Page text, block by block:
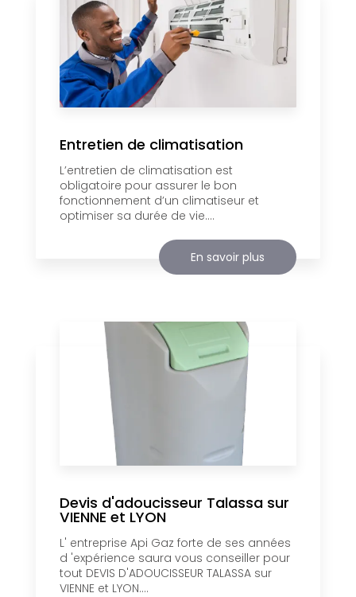
Entretien de climatisation
L’entretien de climatisation est
obligatoire pour assurer le bon
fonctionnement d’un climatiseur et
optimiser sa durée de vie....
En savoir plus
Devis d'adoucisseur Talassa sur
VIENNE et LYON
L' entreprise Api Gaz forte de ses années
d 'expérience saura vous conseiller pour
tout DEVIS D'ADOUCISSEUR TALASSA sur
VIENNE et LYON....